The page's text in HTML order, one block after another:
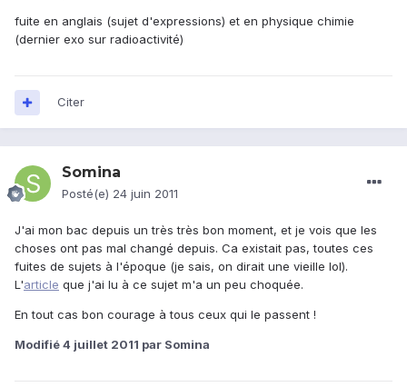
fuite en anglais (sujet d'expressions) et en physique chimie
(dernier exo sur radioactivité)
Citer
Somina
Posté(e) 24 juin 2011
J'ai mon bac depuis un très très bon moment, et je vois que les
choses ont pas mal changé depuis. Ca existait pas, toutes ces
fuites de sujets à l'époque (je sais, on dirait une vieille lol).
L'article que j'ai lu à ce sujet m'a un peu choquée.
En tout cas bon courage à tous ceux qui le passent !
Modifié4 juillet 2011 par Somina